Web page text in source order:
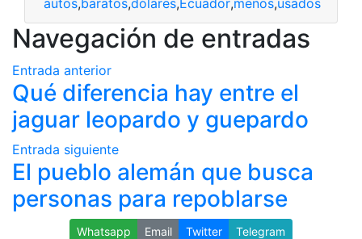
Navegación de entradas
Entrada anterior
Qué diferencia hay entre el
jaguar leopardo y guepardo
Entrada siguiente
El pueblo alemán que busca
personas para repoblarse
Whatsapp Email Twitter Telegram